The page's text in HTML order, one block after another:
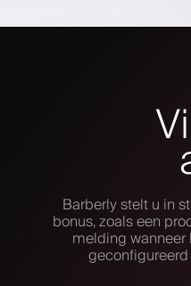
Barberly stelt u in
bonus, zoals een
melding